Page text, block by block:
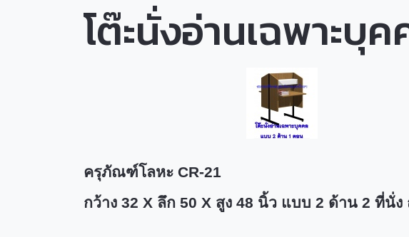
โต๊ะนั่งอ่านเฉพาะบุ
ครุภัณฑ์โลหะ CR-21
กว้าง 32 X ลึก 50 X สูง 48 นิ้ว แบบ 2 ด้าน 2 ที่นั่ง